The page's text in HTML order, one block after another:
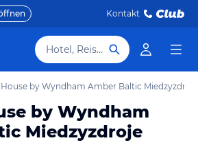
Kontakt
Hotel, Reiseziel
by Wyndham Amber Baltic Miedzyzdroje
by Wyndham
Miedzyzdroje